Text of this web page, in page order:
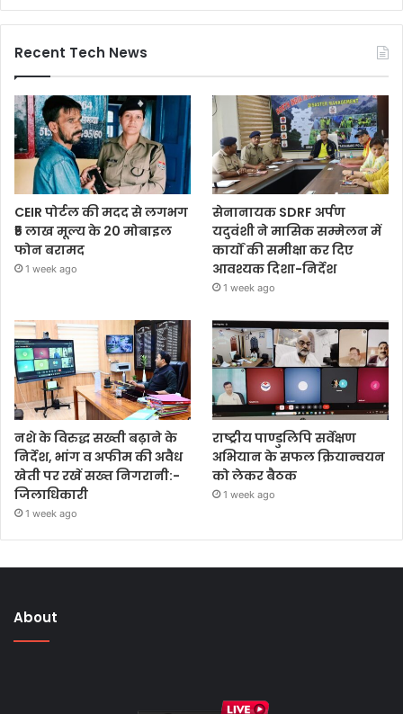
Recent Tech News
CEIR पोर्टल की मदद से लगभग
₹5 लाख मूल्य के 20 मोबाइल
फोन बरामद
1 week ago
सेनानायक SDRF अर्पण
यदुवंशी ने मासिक सम्मेलन में
कार्यों की समीक्षा कर दिए
आवश्यक दिशा-निर्देश
1 week ago
नशे के विरुद्ध सख्ती बढ़ाने के
निर्देश, भांग व अफीम की अवैध
खेती पर रखें सख्त निगरानी:-
जिलाधिकारी
1 week ago
राष्ट्रीय पाण्डुलिपि सर्वेक्षण
अभियान के सफल क्रियान्वयन
को लेकर बैठक
1 week ago
About